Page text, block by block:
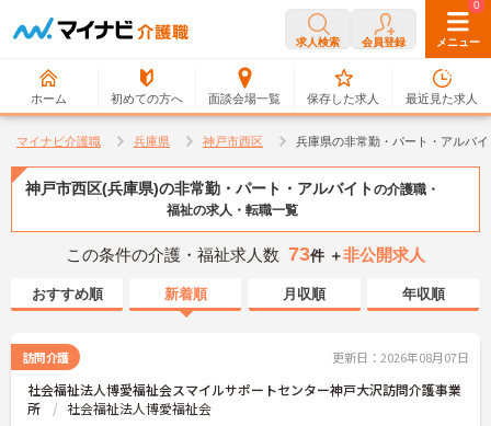
求人検索 会員登録 メニュー
ホーム 初めての方へ 面談会場一覧
0
保存した求人
0
最近見た求人
マイナビ介護職 兵庫県 神戸市西区 兵庫県の非常勤・パート・アルバ
神戸市西区(兵庫県)の非常勤・パート・アルバイトの介護職・
福祉の求人・転職一覧
この条件の介護・福祉求人数 73件 ＋非公開求人
おすすめ順 新着順 月収順 年収順
訪問介護 更新日：2026年08月07日
社会福祉法人博愛福祉会スマイルサポートセンター神戸大沢訪問介護事業
所
社会福祉法人博愛福祉会